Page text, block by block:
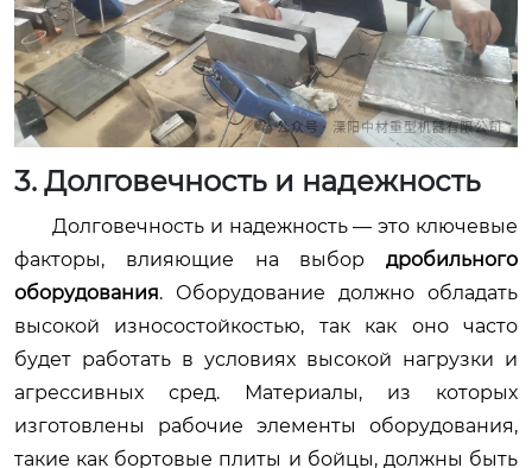
3. Долговечность и надежность
Долговечность и надежность — это ключевые
факторы, влияющие на выбор дробильного
оборудования. Оборудование должно обладать
высокой износостойкостью, так как оно часто
будет работать в условиях высокой нагрузки и
агрессивных сред. Материалы, из которых
изготовлены рабочие элементы оборудования,
такие как бортовые плиты и бойцы, должны быть